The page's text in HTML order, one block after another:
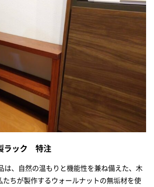
ラック 特注
は、自然の温もりと機能性を兼ね備えた、木
ちが製作するウォールナットの無垢材を使